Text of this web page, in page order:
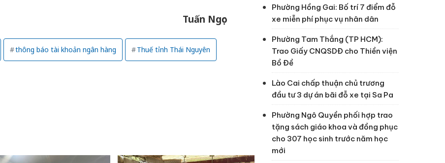
Tuấn Ngọc
thông báo tài khoản ngân hàng Thuế tỉnh Thái Nguyên
Phường Hồng Gai: Bố trí 7 điểm đỗ
xe miễn phí phục vụ nhân dân
Phường Tam Thắng (TP HCM):
Trao Giấy CNQSDĐ cho Thiền viện
Bồ Đề
Lào Cai chấp thuận chủ trương
đầu tư 3 dự án bãi đỗ xe tại Sa Pa
Phường Ngô Quyền phối hợp trao
tặng sách giáo khoa và đồng phục
cho 307 học sinh trước năm học
mới